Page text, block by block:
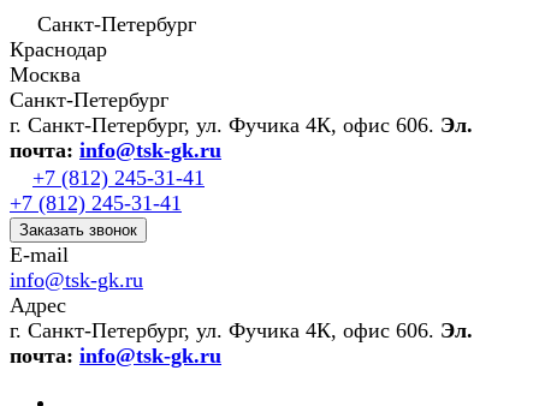
Санкт-Петербург
Краснодар
Москва
Санкт-Петербург
г. Санкт-Петербург, ул. Фучика 4К, офис 606. Эл.
почта: info@tsk-gk.ru
+7 (812) 245-31-41
+7 (812) 245-31-41
Заказать звонок
E-mail
info@tsk-gk.ru
Адрес
г. Санкт-Петербург, ул. Фучика 4К, офис 606. Эл.
почта: info@tsk-gk.ru